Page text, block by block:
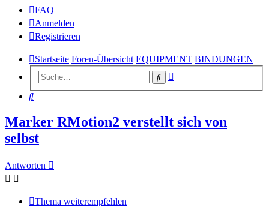
FAQ
Anmelden
Registrieren
Startseite Foren-Übersicht EQUIPMENT BINDUNGEN
Suche
Suche
Marker RMotion2 verstellt sich von
selbst
Antworten
Thema weiterempfehlen